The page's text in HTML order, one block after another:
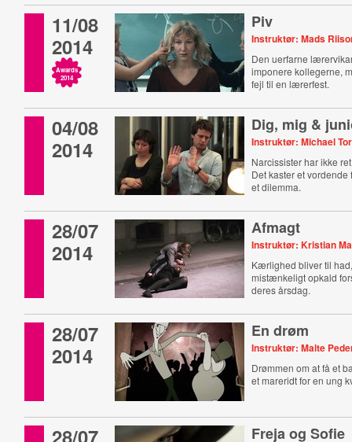
11/08
2014
Awards
2014
Piv
Instruktør: Mads
Den uerfarne
imponere kollegerne,
fejl til en lærerfest.
04/08
2014
Dig, mig &
Instruktør: Michael
Narcissister har ikke
Det kaster et
et dilemma.
28/07
2014
Afmagt
Instruktør: Kristian
Kærlighed bliver til
mistænkeligt opkald
deres årsdag.
28/07
2014
En drøm
Instruktør: Malte
Drømmen om at få et
et mareridt for en ung
28/07
Freja og Sofie